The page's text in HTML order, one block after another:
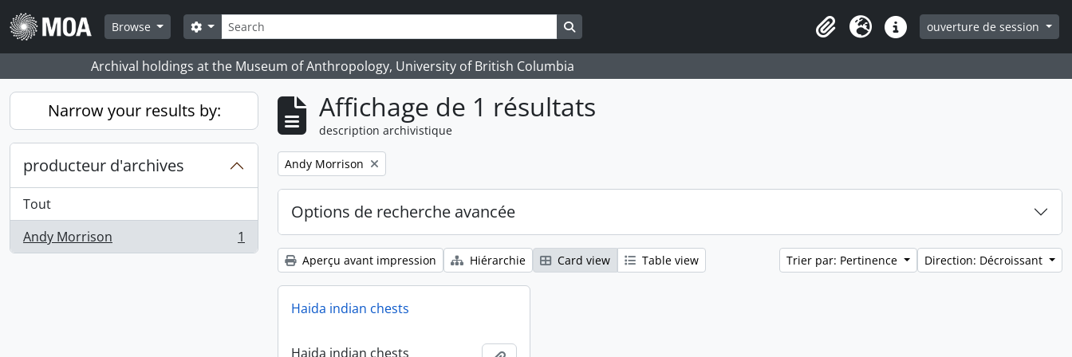
Skip to main content
Browse
Rechercher
Search options Search in browse page
ClipboardLangueLiens rapidesouverture de session
Archival holdings at the Museum of Anthropology, University of British Columbia
Narrow your results by:
producteur d'archives
Tout
Andy Morrison
, 1 résultats 1
Affichage de 1 résultats
description archivistique
Remove filter:
Andy Morrison
Options de recherche avancée
Aperçu avant impression Hiérarchie Card view Table view Trier par: Pertinence Direction: Décroissant
Haida indian chests
Haida indian chests